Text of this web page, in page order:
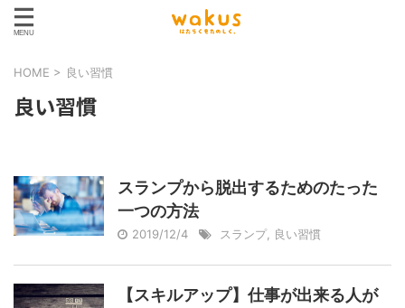
HOME > 良い習慣
良い習慣
スランプから脱出するためのたった
一つの方法
2019/12/4 スランプ, 良い習慣
【スキルアップ】仕事が出来る人が